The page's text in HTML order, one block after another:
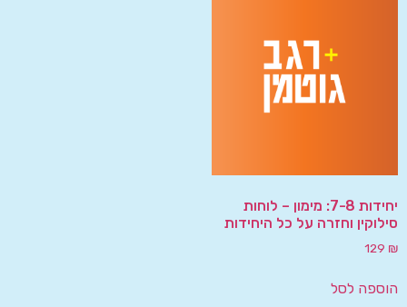
יחידות 7-8: מימון – לוחות
סילוקין וחזרה על כל היחידות
129 ₪
הוספה לסל